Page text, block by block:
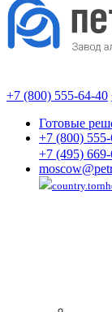
+7 (800) 555-64-40
Готовые
+7 (800)
+7 (495)